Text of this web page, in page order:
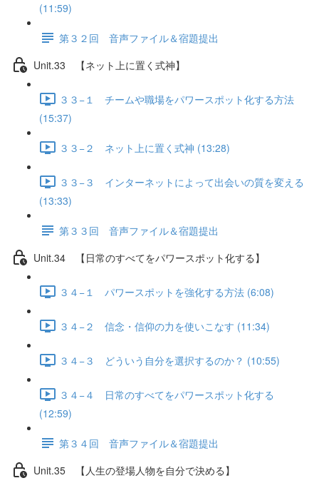
(11:59)
第３２回 音声ファイル＆宿題提出
Unit.33 【ネット上に置く式神】
３３−１ チームや職場をパワースポット化する方法
(15:37)
３３−２ ネット上に置く式神 (13:28)
３３−３ インターネットによって出会いの質を変える
(13:33)
第３３回 音声ファイル＆宿題提出
Unit.34 【日常のすべてをパワースポット化する】
３４−１ パワースポットを強化する方法 (6:08)
３４−２ 信念・信仰の力を使いこなす (11:34)
３４−３ どういう自分を選択するのか？ (10:55)
３４−４ 日常のすべてをパワースポット化する
(12:59)
第３４回 音声ファイル＆宿題提出
Unit.35 【人生の登場人物を自分で決める】